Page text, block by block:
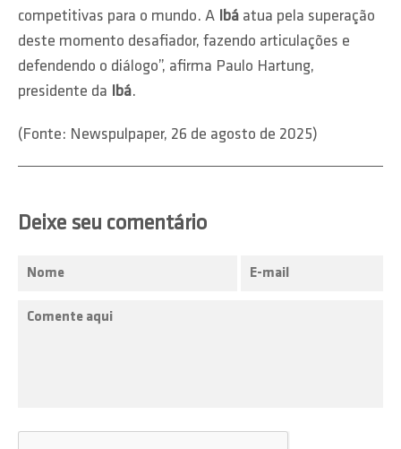
competitivas para o mundo. A Ibá atua pela superação
deste momento desafiador, fazendo articulações e
defendendo o diálogo”, afirma Paulo Hartung,
presidente da Ibá.
(Fonte: Newspulpaper, 26 de agosto de 2025)
Deixe seu comentário